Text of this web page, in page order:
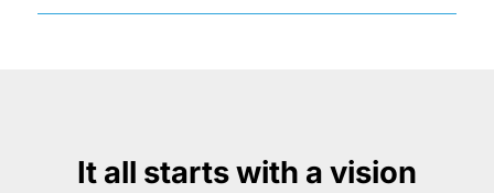
It all starts with a vision